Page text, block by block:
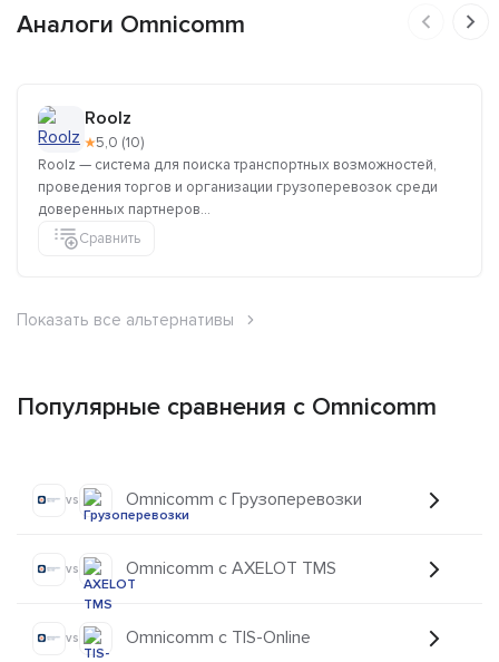
Аналоги Omnicomm
Roolz
★5,0 (10)
Roolz — система для поиска транспортных возможностей,
проведения торгов и организации грузоперевозок среди
доверенных партнеров...
Сравнить
Показать все альтернативы
Популярные сравнения с Omnicomm
vs Omnicomm с Грузоперевозки
vs Omnicomm с AXELOT TMS
vs Omnicomm с TIS-Online